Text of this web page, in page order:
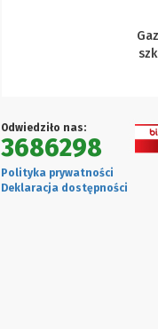
Odwiedziło nas:
3686298
Polityka prywatności
Deklaracja dostępności